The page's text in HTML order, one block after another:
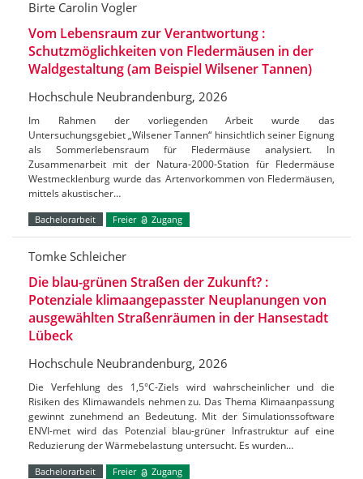
Birte Carolin Vogler
Vom Lebensraum zur Verantwortung :
Schutzmöglichkeiten von Fledermäusen in der
Waldgestaltung (am Beispiel Wilsener Tannen)
Hochschule Neubrandenburg, 2026
Im Rahmen der vorliegenden Arbeit wurde das
Untersuchungsgebiet „Wilsener Tannen“ hinsichtlich seiner Eignung
als Sommerlebensraum für Fledermäuse analysiert. In
Zusammenarbeit mit der Natura-2000-Station für Fledermäuse
Westmecklenburg wurde das Artenvorkommen von Fledermäusen,
mittels akustischer…
Bachelorarbeit Freier Zugang
Tomke Schleicher
Die blau-grünen Straßen der Zukunft? :
Potenziale klimaangepasster Neuplanungen von
ausgewählten Straßenräumen in der Hansestadt
Lübeck
Hochschule Neubrandenburg, 2026
Die Verfehlung des 1,5°C-Ziels wird wahrscheinlicher und die
Risiken des Klimawandels nehmen zu. Das Thema Klimaanpassung
gewinnt zunehmend an Bedeutung. Mit der Simulationssoftware
ENVI-met wird das Potenzial blau-grüner Infrastruktur auf eine
Reduzierung der Wärmebelastung untersucht. Es wurden…
Bachelorarbeit Freier Zugang